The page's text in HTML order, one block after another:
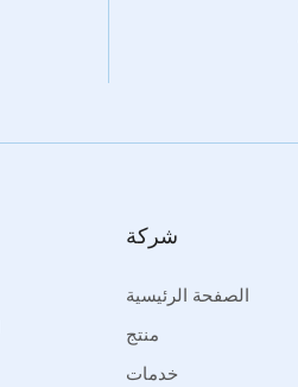
شركة
الصفحة الرئيسية
منتج
خدمات